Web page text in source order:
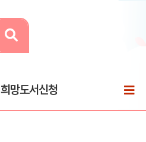
희망도서신청